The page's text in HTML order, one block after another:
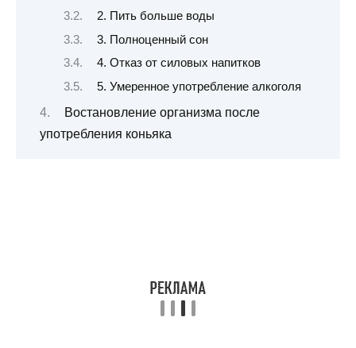
2. Пить больше воды
3. Полноценный сон
4. Отказ от силовых напитков
5. Умеренное употребление алкоголя
Востановление организма после
употребления коньяка